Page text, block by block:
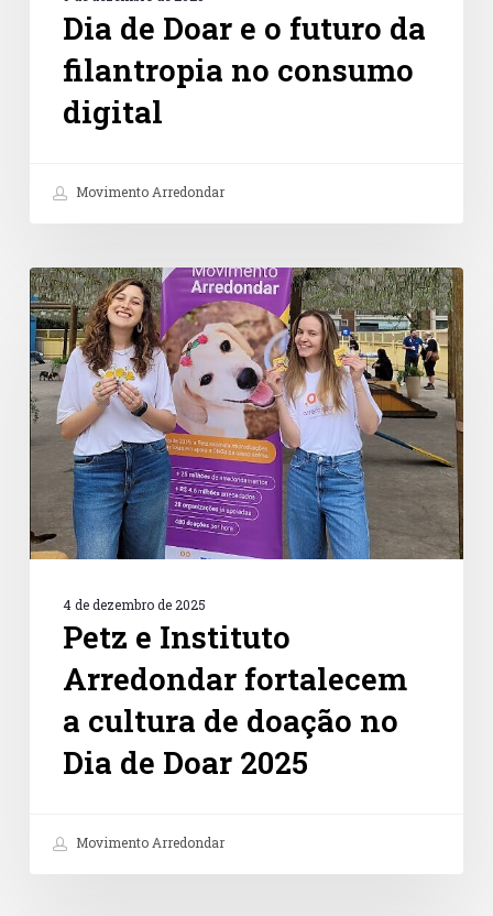
Dia de Doar e o futuro da
filantropia no consumo
digital
Movimento Arredondar
Petz
e
Instituto
Arredondar
fortalecem
a
cultura
de
doação
no
Dia
de
4 de dezembro de 2025
Petz e Instituto
Arredondar fortalecem
a cultura de doação no
Dia de Doar 2025
Movimento Arredondar